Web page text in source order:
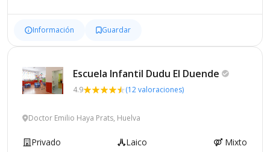
Información Guardar
Escuela Infantil Dudu El Duende
4.9 (12 valoraciones)
Doctor Emilio Haya Prats, Huelva
Privado Laico
Mixto